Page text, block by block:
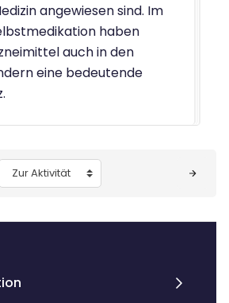
angewiesen sind. Im
haben
auch in den
eine bedeutende
Zur Aktivität